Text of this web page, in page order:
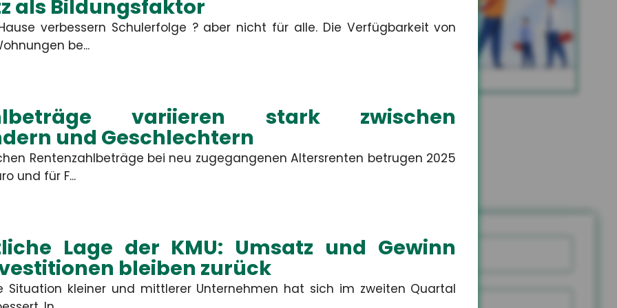
als Bildungsfaktor
verbessern Schulerfolge ? aber nicht für alle. Die Verfügbarkeit von
be...
variieren stark zwischen
und Geschlechtern
Rentenzahlbeträge bei neu zugegangenen Altersrenten betrugen 2025
und für F...
Lage der KMU: Umsatz und Gewinn
bleiben zurück
Situation kleiner und mittlerer Unternehmen hat sich im zweiten Quartal
unberechtigte Ansprüche
oder berechtigte Ansprüche
im Rahmen des vereinbarten
Deckungsumfangs reguliert.
MEHR
Kontakt
Firma Name